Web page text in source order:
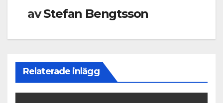
avStefan Bengtsson
Relaterade inlägg